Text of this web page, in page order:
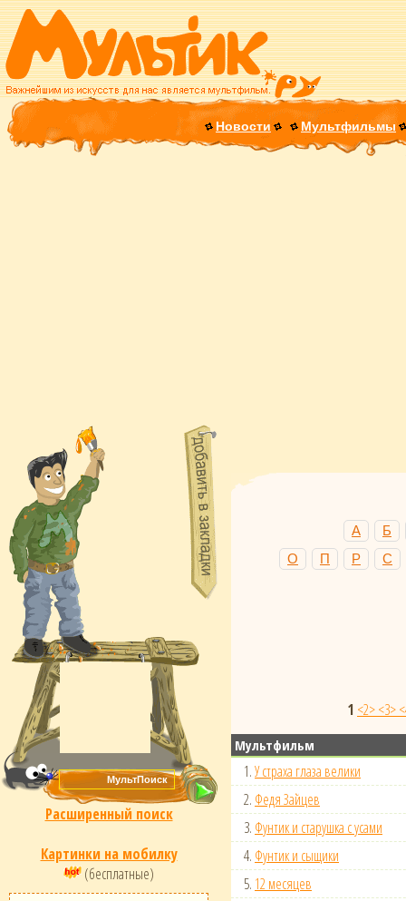
Новости Мультфильмы
Расширенный поиск
Картинки на мобилку
(бесплатные)
А
Б
О
П Р С
1 <2><3>
Мультфильм
1.У страха глаза велики
2. Федя Зайцев
3. Фунтик и старушка с усами
4. Фунтик и сыщики
5. 12 месяцев